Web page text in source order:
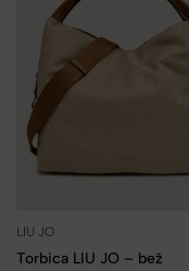
LIU JO
Torbica LIU JO – bež